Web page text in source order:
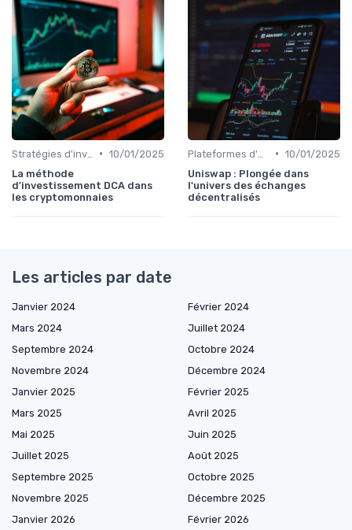
• 10/01/2025
La méthode
d'investissement DCA dans
les cryptomonnaies
• 10/01/2025
Uniswap : Plongée dans
l'univers des échanges
décentralisés
Les articles par date
Janvier 2024
Février 2024
Mars 2024
Juillet 2024
Septembre 2024
Octobre 2024
Novembre 2024
Décembre 2024
Janvier 2025
Février 2025
Mars 2025
Avril 2025
Mai 2025
Juin 2025
Juillet 2025
Août 2025
Septembre 2025
Octobre 2025
Novembre 2025
Décembre 2025
Janvier 2026
Février 2026